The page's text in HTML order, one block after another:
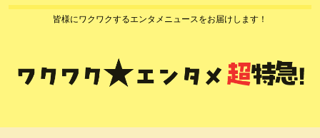
皆様にワクワクするエンタメニュースをお届けします！